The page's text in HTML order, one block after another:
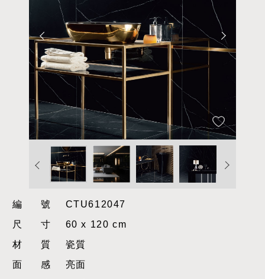
編號CTU612047
尺寸60 x 120 cm
材質瓷質
面感亮面